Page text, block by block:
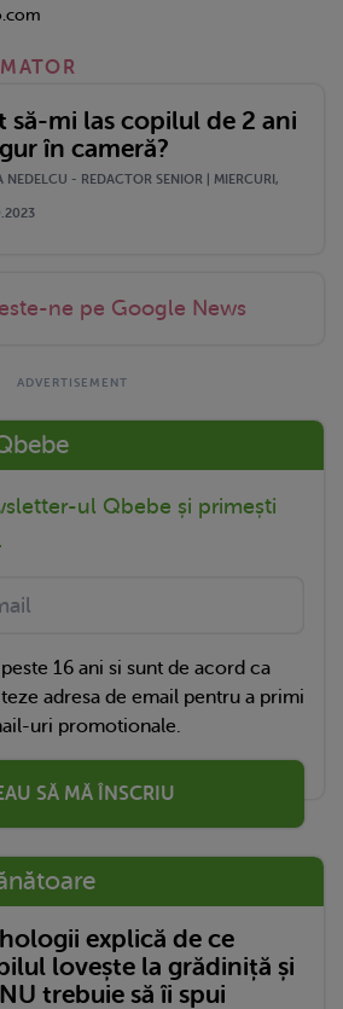
să-mi las copilul de 2 ani
în cameră?
NEDELCU - REDACTOR SENIOR | MIERCURI,
ne pe Google News
ul Qbebe și primești
16 ani si sunt de acord ca
adresa de email pentru a primi
uri promotionale.
SĂ MĂ ÎNSCRIU
explică de ce
lovește la grădiniță și
trebuie să îi spui